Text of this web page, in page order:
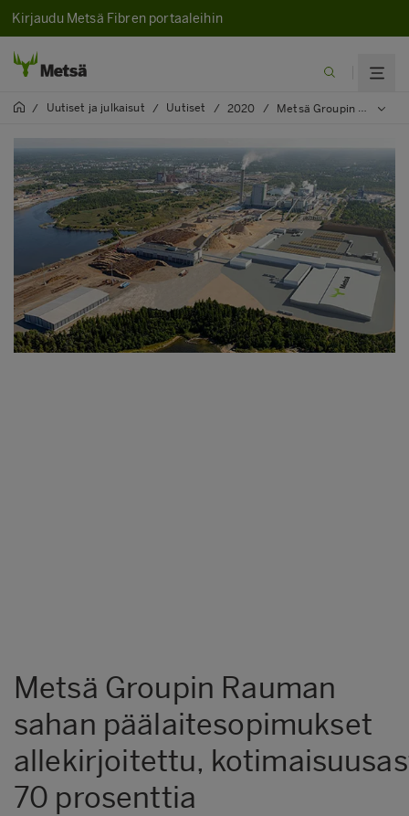
Kirjaudu Metsä Fibren portaaleihin
/ Uutiset ja julkaisut / Uutiset / 2020 / Metsä Groupin Rauman sahan päälaitesopimukset allekirjoitettu, kotimaisuusaste noin 70 prosenttia
Metsä Groupin Rauman
sahan päälaitesopimukset
allekirjoitettu,
70 prosenttia